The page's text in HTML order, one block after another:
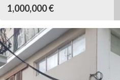
1,000,000 €